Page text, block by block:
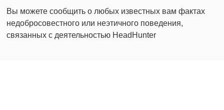
Вы можете сообщить о любых известных вам фактах
недобросовестного или неэтичного поведения,
связанных с деятельностью HeadHunter